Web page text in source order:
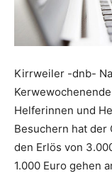
Kirrweiler -dnb-
Helferinnen und
Besuchern hat der
den Erlös von
1.000 Euro gehen